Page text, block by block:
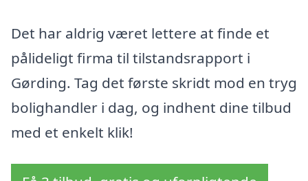
Det har aldrig været lettere at finde et
pålideligt firma til tilstandsrapport i
Gørding. Tag det første skridt mod en tryg
bolighandler i dag, og indhent dine tilbud
med et enkelt klik!